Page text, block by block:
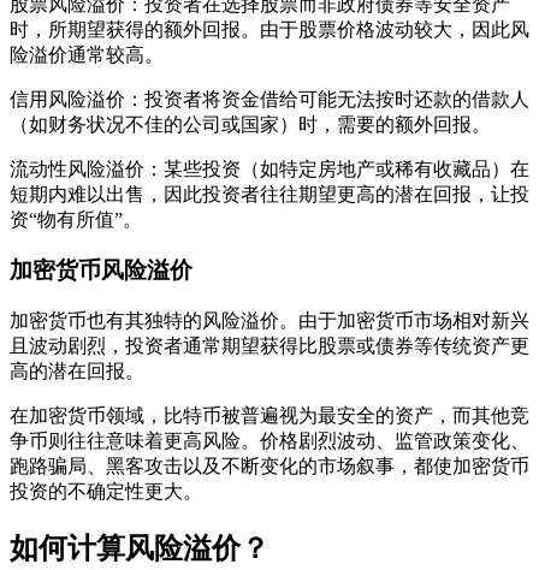
时，所期望获得的额外回报。由于股票价格波动较大，因此风
险溢价通常较高。
信用风险溢价：投资者将资金借给可能无法按时还款的借款人
（如财务状况不佳的公司或国家）时，需要的额外回报。
流动性风险溢价：某些投资（如特定房地产或稀有收藏品）在
短期内难以出售，因此投资者往往期望更高的潜在回报，让投
资“物有所值”。
加密货币风险溢价
加密货币也有其独特的风险溢价。由于加密货币市场相对新兴
且波动剧烈，投资者通常期望获得比股票或债券等传统资产更
高的潜在回报。
在加密货币领域，比特币被普遍视为最安全的资产，而其他竞
争币则往往意味着更高风险。价格剧烈波动、监管政策变化、
跑路骗局、黑客攻击以及不断变化的市场叙事，都使加密货币
投资的不确定性更大。
如何计算风险溢价？